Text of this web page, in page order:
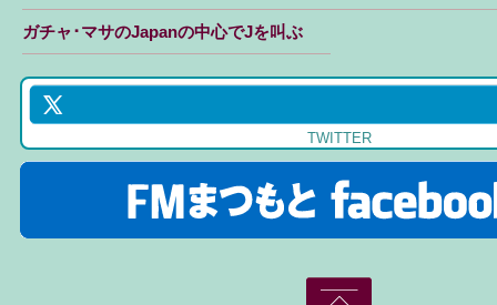
ガチャ･マサのJapanの中心でJを叫ぶ
TWITTER